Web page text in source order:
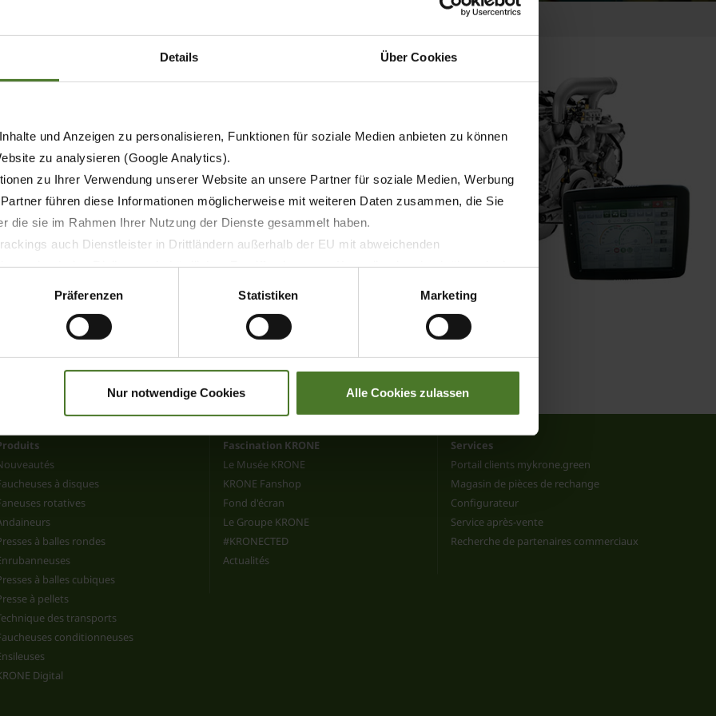
Details Über Cookies
und Anzeigen zu personalisieren, Funktionen für soziale Medien anbieten zu können
zu analysieren (Google Analytics).
zu Ihrer Verwendung unserer Website an unsere Partner für soziale Medien, Werbung
führen diese Informationen möglicherweise mit weiteren Daten zusammen, die Sie
die sie im Rahmen Ihrer Nutzung der Dienste gesammelt haben.
auch Dienstleister in Drittländern außerhalb der EU mit abweichenden
wodurch das Risiko von behördlichen Zugriffen bzw. von Kontrollverlust bzgl. übermittelter
Präferenzen Statistiken Marketing
Nur notwendige Cookies Alle Cookies zulassen
machine défaillantes complètes Il s'agit de pièces
fonctionnement a été rétablie par KRONE et qui
Ainsi ces pièces de remplacement représentent une
pratiquement tous les secteurs de la machine :
à disques
rotatives
à balles rondes
à balles cubiques
à pellets
des transports
conditionneuses
Digital
Fascination KRONE
Le Musée KRONE
KRONE Fanshop
Fond d'écran
Le Groupe KRONE
#KRONECTED
Actualités
Services
Portail clients mykrone.green
Magasin de pièces de rechange
Configurateur
Service après-vente
Recherche de partenaires commerciaux